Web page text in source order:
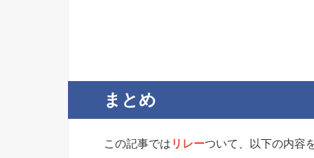
まとめ
この記事では リレーついて、以下の内容